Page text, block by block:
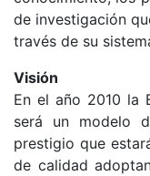
de investigación
través de su
Visión
En el año 2010 la
será un modelo
prestigio que
de calidad